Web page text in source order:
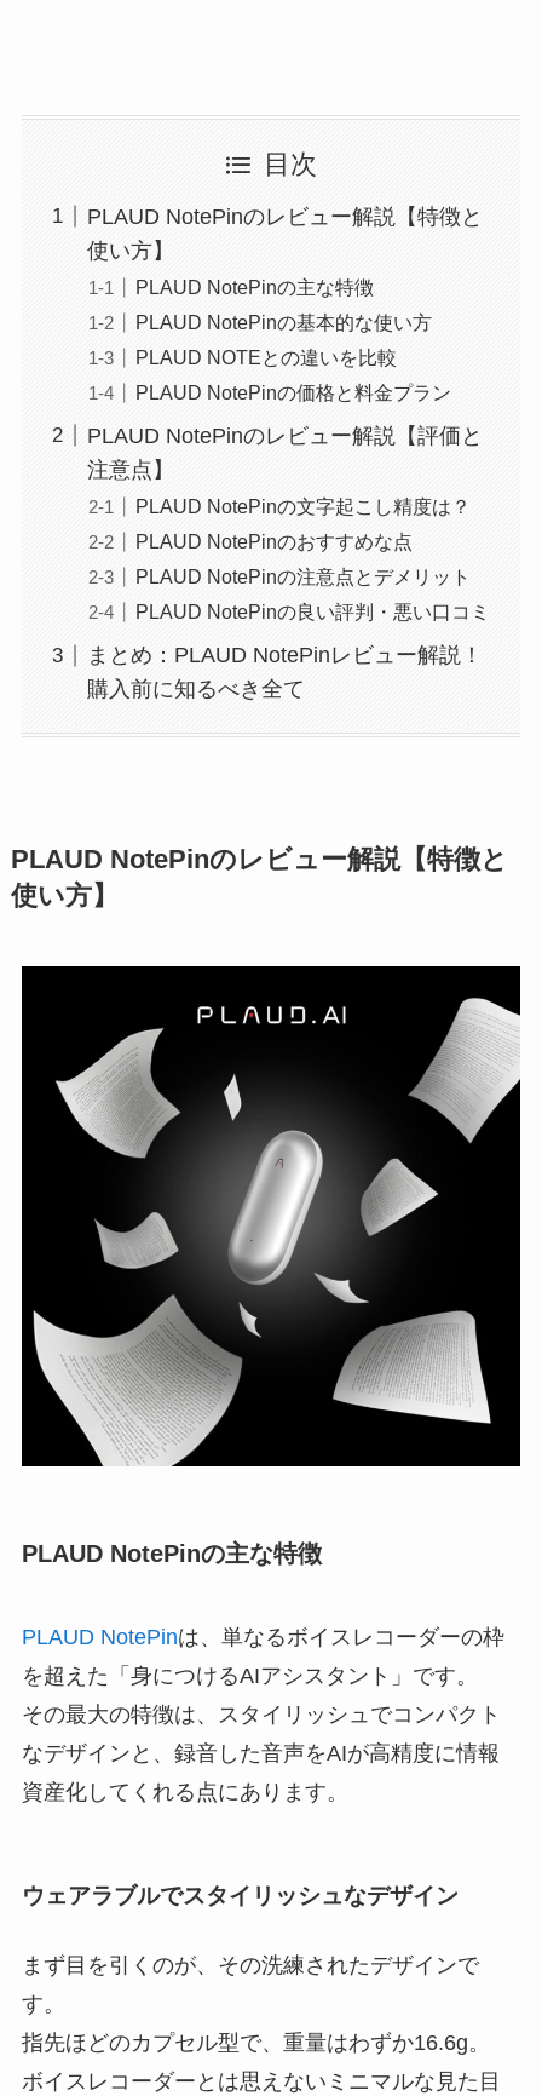
目次
PLAUD NotePinのレビュー解説【特徴と
使い方】
PLAUD NotePinの主な特徴
PLAUD NotePinの基本的な使い方
PLAUD NOTEとの違いを比較
PLAUD NotePinの価格と料金プラン
PLAUD NotePinのレビュー解説【評価と
注意点】
PLAUD NotePinの文字起こし精度は？
PLAUD NotePinのおすすめな点
PLAUD NotePinの注意点とデメリット
PLAUD NotePinの良い評判・悪い口コミ
まとめ：PLAUD NotePinレビュー解説！
購入前に知るべき全て
PLAUD NotePinのレビュー解説【特徴と
使い方】
PLAUD NotePinの主な特徴
PLAUD NotePinは、単なるボイスレコーダーの枠
を超えた「身につけるAIアシスタント」です。
その最大の特徴は、スタイリッシュでコンパクト
なデザインと、録音した音声をAIが高精度に情報
資産化してくれる点にあります。
ウェアラブルでスタイリッシュなデザイン
まず目を引くのが、その洗練されたデザインで
す。
指先ほどのカプセル型で、重量はわずか16.6g。
ボイスレコーダーとは思えないミニマルな見た目